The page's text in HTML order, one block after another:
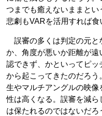
つまでも癒えないままと
悲劇もVARを活用すれば食
誤審の多くは判定の元と
か、角度が悪いか距離が
認できず、かといってピ
から起こってきたのだろ
生やマルチアングルの映
性は高くなる。誤審を減
は保たれるのではないだろ